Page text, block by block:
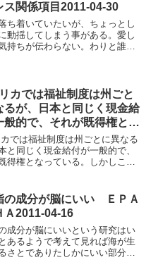
ス関係項目2011-04-30
ち着いていたいが、ちょっとし
動揺してしまう事がある。愛し
持ちが伝わらない。わりと誰と
じる。イ...
カでは福祉制度は州ごと
るが、日本と同じく現金給
般的で、それが既得権とな
る。しかしこれでは、貧困
解決しないと彼はいう。
を恵んでもらうと、ひとは
いるとかなしくなるよ」
葉を、いまも覚えてい
「貧困ビジネス」2015-05-
カでは福祉制度は州ごとに異なる
と同じく現金給付が一般的で、
得権となっている。しかしこれ
堕ちていくんだ。それを見てい
しくなるよ」その...
の成分が脳にいい ＥＰＡ
Ａ2011-04-16
成分が脳にいいという研究はい
あるようで考えて見れば海が生
さとでありたしかにいい部分が